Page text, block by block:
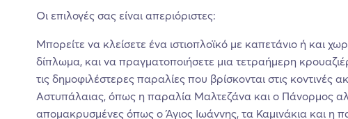
Οι επιλογές σας είναι απεριόριστες:
Μπορείτε να κλείσετε ένα ιστιοπλοϊκό με καπετάνιο ή και
δίπλωμα, και να πραγματοποιήσετε μια τετραήμερη
τις δημοφιλέστερες παραλίες που βρίσκονται στις κοντινές
Αστυπάλαιας, όπως η παραλία Μαλτεζάνα και ο Πάνορμος
απομακρυσμένες όπως ο Άγιος Ιωάννης, τα Καμινάκια και η